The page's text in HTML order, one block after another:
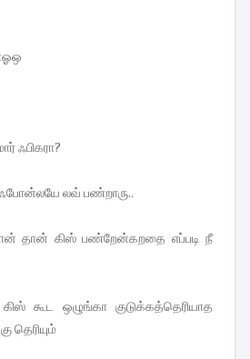
ஃபிகரா?
ஃபோன்லயே லவ் பண்றாரு..
தான் கிஸ் பண்றேன்கறதை எப்படி நீ
கூட ஒழுங்கா குடுக்கத்தெரியாத